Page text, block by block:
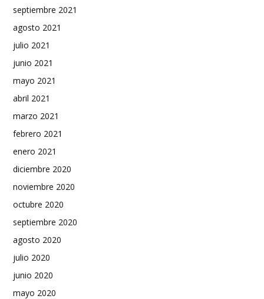
septiembre 2021
agosto 2021
julio 2021
junio 2021
mayo 2021
abril 2021
marzo 2021
febrero 2021
enero 2021
diciembre 2020
noviembre 2020
octubre 2020
septiembre 2020
agosto 2020
julio 2020
junio 2020
mayo 2020